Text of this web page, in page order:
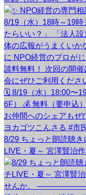
8/29 ちょっと朗読聴
LIVE・夏～ 宮澤賢治